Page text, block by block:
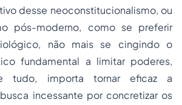
desse neoconstitucionalismo, ou
pós-moderno, como se preferir
não mais se cingindo o
fundamental a limitar poderes,
tudo, importa tornar eficaz a
incessante por concretizar os